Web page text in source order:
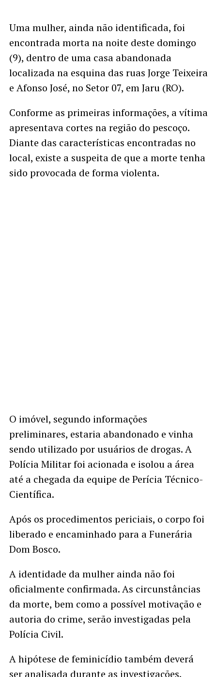
Uma mulher, ainda não identificada, foi
encontrada morta na noite deste domingo
(9), dentro de uma casa abandonada
localizada na esquina das ruas Jorge Teixeira
e Afonso José, no Setor 07, em Jaru (RO).
Conforme as primeiras informações, a vítima
apresentava cortes na região do pescoço.
Diante das características encontradas no
local, existe a suspeita de que a morte tenha
sido provocada de forma violenta.
O imóvel, segundo informações
preliminares, estaria abandonado e vinha
sendo utilizado por usuários de drogas. A
Polícia Militar foi acionada e isolou a área
até a chegada da equipe de Perícia Técnico-
Científica.
Após os procedimentos periciais, o corpo foi
liberado e encaminhado para a Funerária
Dom Bosco.
A identidade da mulher ainda não foi
oficialmente confirmada. As circunstâncias
da morte, bem como a possível motivação e
autoria do crime, serão investigadas pela
Polícia Civil.
A hipótese de feminicídio também deverá
ser analisada durante as investigações.